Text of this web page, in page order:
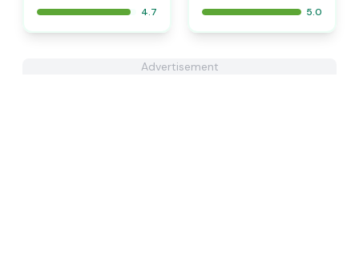
4.7 5.0
Advertisement